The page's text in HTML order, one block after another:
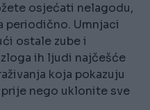
osjećati nelagodu,
periodično. Umnjaci
ostale zube i
ih ljudi najčešće
koja pokazuju
nego uklonite sve